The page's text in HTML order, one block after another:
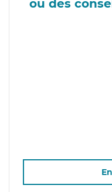
ou des